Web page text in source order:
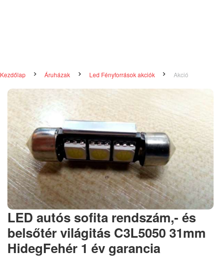
Kezdőlap Áruházak Led Fényforrások akciók Akció
LED autós sofita rendszám,- és
belsőtér világitás C3L5050 31mm
HidegFehér 1 év garancia